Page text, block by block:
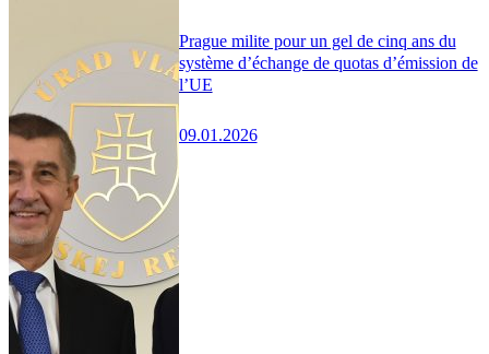
Prague milite pour un gel de cinq ans du
système d’échange de quotas d’émission de
l’UE
09.01.2026